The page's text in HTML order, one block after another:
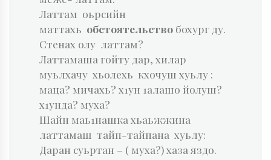
Латтам оьрсийн
маттахь обстоятельство бохург ду.
Стенах олу латтам?
Латтамаша гойту дар, хилар
муьлхачу хьолехь кхочуш хуьлу :
маца? мичахь? х1ун 1алашо йолуш?
х1унда? муха?
Шайн маь1нашка хьаьжжина
латтамаш тайп-тайпана хуьлу:
Даран суьртан – ( муха?) хаза яздо.